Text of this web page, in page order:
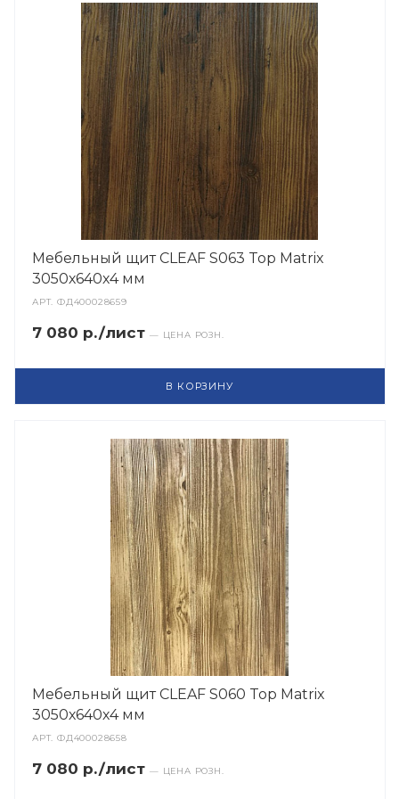
Мебельный щит CLEAF S063 Top Matrix
3050х640х4 мм
АРТ.ФД400028659
7 080 р./лист — ЦЕНА РОЗН.
В КОРЗИНУ
Мебельный щит CLEAF S060 Top Matrix
3050х640х4 мм
АРТ.ФД400028658
7 080 р./лист — ЦЕНА РОЗН.